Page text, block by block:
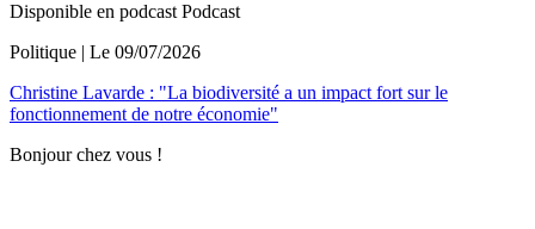
Disponible en podcast Podcast
Politique | Le 09/07/2026
Christine Lavarde : "La biodiversité a un impact fort sur le
fonctionnement de notre économie"
Bonjour chez vous !